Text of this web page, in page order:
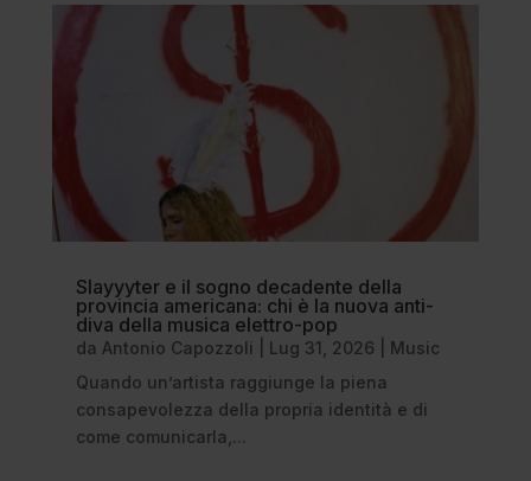
Slayyyter e il sogno decadente della
provincia americana: chi è la nuova anti-
diva della musica elettro-pop
da Antonio Capozzoli Lug 31, 2026
Music
Quando un’artista raggiunge la piena
consapevolezza della propria identità e di
come comunicarla,...